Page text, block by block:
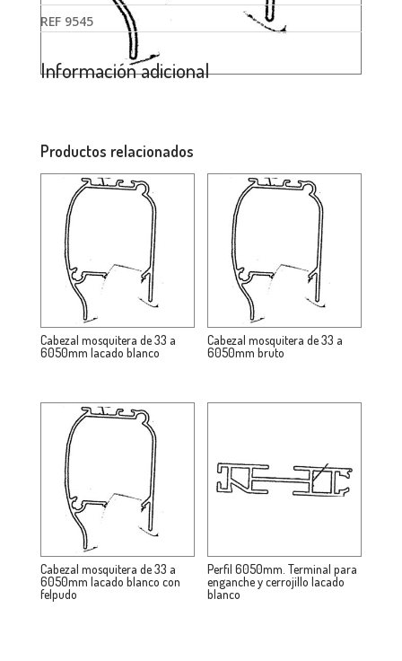
REF 9545
Información adicional
Productos relacionados
Cabezal mosquitera de 33 a
6050mm lacado blanco
Cabezal mosquitera de 33 a
6050mm bruto
Cabezal mosquitera de 33 a
6050mm lacado blanco con
felpudo
Perfil 6050mm. Terminal para
enganche y cerrojillo lacado
blanco